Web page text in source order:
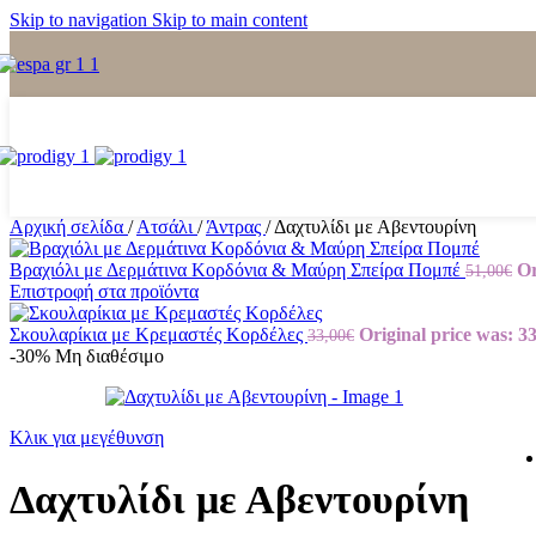
Skip to navigation Skip to main content
Αρχική σελίδα / Ατσάλι / Άντρας / Δαχτυλίδι με Αβεντουρίνη
Βραχιόλι με Δερμάτινα Κορδόνια & Μαύρη Σπείρα Πομπέ 51,00€
Επιστροφή στα προϊόντα
Σκουλαρίκια με Κρεμαστές Κορδέλες 33,00€ Original price was:
-30% Μη διαθέσιμο
Κλικ για μεγέθυνση
Δαχτυλίδι με Αβεντουρίνη